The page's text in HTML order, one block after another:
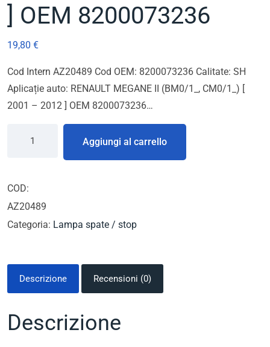
] OEM 8200073236
19,80 €
Cod Intern AZ20489 Cod OEM: 8200073236 Calitate: SH
Aplicație auto: RENAULT MEGANE II (BM0/1_, CM0/1_) [
2001 – 2012 ] OEM 8200073236…
Aggiungi al carrello
COD:
AZ20489
Categoria: Lampa spate / stop
Descrizione Recensioni (0)
Descrizione